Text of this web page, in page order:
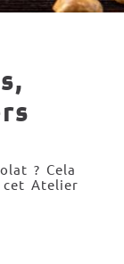
? Cela
Atelier